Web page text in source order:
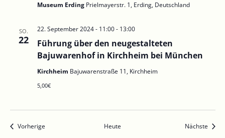
Museum Erding Prielmayerstr. 1, Erding, Deutschland
SO.
22
Führung über den neugestalteten
Bajuwarenhof in Kirchheim bei München
22. September 2024 - 11:00- 13:00
Kirchheim Bajuwarenstraße 11, Kirchheim
5,00€
VorherigeVeranstaltungen Heute Nächste